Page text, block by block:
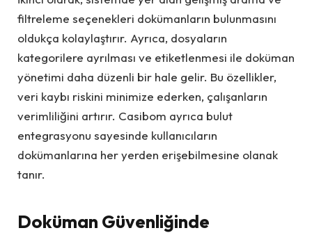
filtreleme seçenekleri dokümanların bulunmasını
oldukça kolaylaştırır. Ayrıca, dosyaların
kategorilere ayrılması ve etiketlenmesi ile doküman
yönetimi daha düzenli bir hale gelir. Bu özellikler,
veri kaybı riskini minimize ederken, çalışanların
verimliliğini artırır. Casibom ayrıca bulut
entegrasyonu sayesinde kullanıcıların
dokümanlarına her yerden erişebilmesine olanak
tanır.
Doküman Güvenliğinde